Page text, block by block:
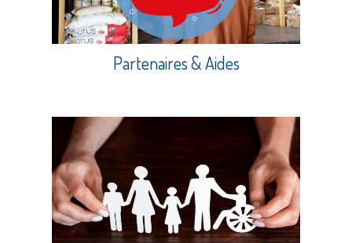
Partenaires & Aides